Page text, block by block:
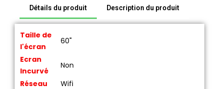
Détails du produit Description du produit
Taille de
l'écran
60"
Ecran
Incurvé
Non
Réseau
Wifi